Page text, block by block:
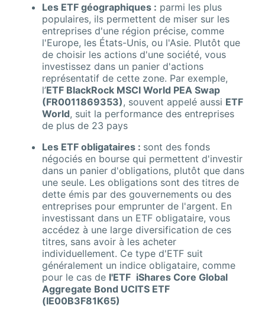
Les ETF géographiques : parmi les plus
populaires, ils permettent de miser sur les
entreprises d'une région précise, comme
l'Europe, les États-Unis, ou l'Asie. Plutôt que
de choisir les actions d'une société, vous
investissez dans un panier d'actions
représentatif de cette zone. Par exemple,
l’ETF BlackRock MSCI World PEA Swap
(FR0011869353), souvent appelé aussi ETF
World, suit la performance des entreprises
de plus de 23 pays
Les ETF obligataires : sont des fonds
négociés en bourse qui permettent d'investir
dans un panier d'obligations, plutôt que dans
une seule. Les obligations sont des titres de
dette émis par des gouvernements ou des
entreprises pour emprunter de l'argent. En
investissant dans un ETF obligataire, vous
accédez à une large diversification de ces
titres, sans avoir à les acheter
individuellement. Ce type d'ETF suit
généralement un indice obligataire, comme
pour le cas de l'ETF iShares Core Global
Aggregate Bond UCITS ETF
(IE00B3F81K65)